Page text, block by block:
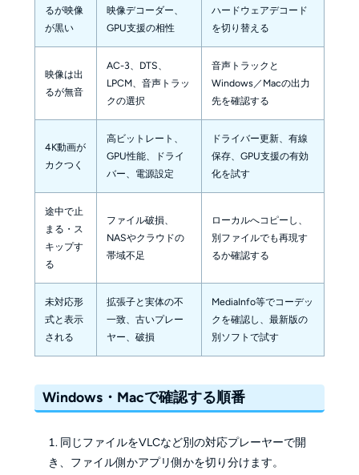
るが映像
が黒い
映像デコーダー、
GPU支援の相性
ハードウェアデコード
を切り替える
映像は出
るが無音
AC-3、DTS、
LPCM、音声トラッ
クの選択
音声トラックと
Windows／Macの出力
先を確認する
4K動画が
カクつく
高ビットレート、
GPU性能、ドライ
バー、電源設定
ドライバー更新、有線
保存、GPU支援の有効
化を試す
途中で止
まる・ス
キップす
る
ファイル破損、
NASやクラウドの
帯域不足
ローカルへコピーし、
別ファイルでも再現す
るか確認する
未対応形
式と表示
される
拡張子と実体の不
一致、古いプレー
ヤー、破損
MediaInfo等でコーデッ
クを確認し、最新版の
別ソフトで試す
Windows・Macで確認する順番
同じファイルをVLCなど別の対応プレーヤーで開
き、ファイル側かアプリ側かを切り分けます。